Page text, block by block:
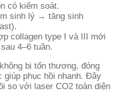
có kiểm soát.
sinh lý → tăng sinh
collagen type I và III mới
4–6 tuần.
bị tổn thương, đóng
giúp phục hồi nhanh. Đây
so với laser CO2 toàn diện